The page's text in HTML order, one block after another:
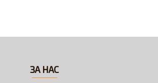
ЗА НАС